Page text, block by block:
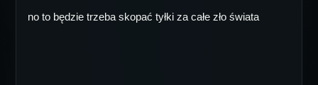
no to będzie trzeba skopać tyłki za całe zło świata